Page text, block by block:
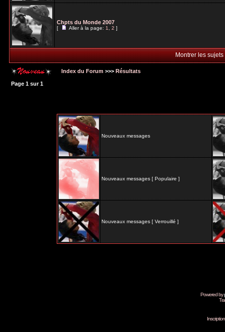
Chpts du Monde 2007
[ Aller à la page:1,2]
Montrer les
Index du Forum >>> Résultats
Page 1 sur1
Nouveaux messages
Nouveaux messages [ Populaire ]
Nouveaux messages [ Verrouillé ]
Powered by